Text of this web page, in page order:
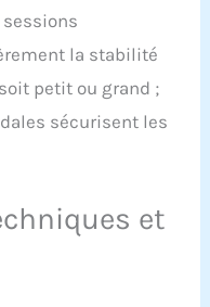
158 kg et il
jusqu'à 1,93 m.
APP avec Écran
LCD
affiche des
progression
l'aviron. La
la stabilité
petit ou grand ;
sécurisent les
et